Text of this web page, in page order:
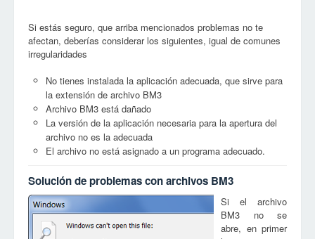
Si estás seguro, que arriba mencionados problemas no te
afectan, deberías considerar los siguientes, igual de comunes
irregularidades
No tienes instalada la aplicación adecuada, que sirve para
la extensión de archivo BM3
Archivo BM3 está dañado
La versión de la aplicación necesaria para la apertura del
archivo no es la adecuada
El archivo no está asignado a un programa adecuado.
Solución de problemas con archivos BM3
Si el archivo
BM3 no se
abre, en primer